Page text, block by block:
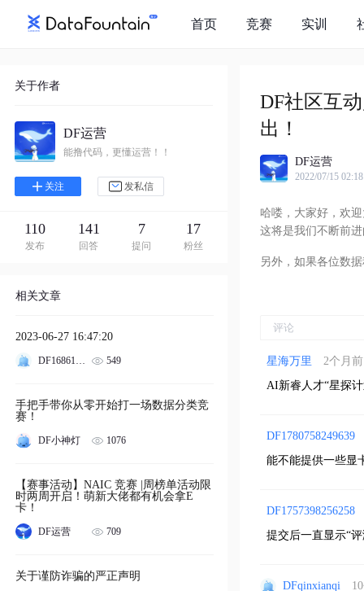
首页 竞赛 实训
关于作者
DF运营
能撸代码，更懂运营！！
关注 发私信
110
发布
141
回答
7
提问
17
粉丝
相关文章
2023-06-27 16:47:20
DF1686120365462 549
手把手带你从零开始打一场数据分类竞
赛！
DF小神灯 1076
【赛事活动】NAIC 竞赛 |周榜单活动限
时两周开启！萌新大佬都有机会拿E
卡！
DF运营 709
关于谨防诈骗的严正声明
DF社区互
出！
DF运营
2022/07/15
哈喽，大家好，欢
这将是我们不断前
另外，如果各位数
星海万里
2个月前
AI新睿人才“星探
DF1780758249639
能不能提供一些显
DF1757398256258
提交后一直显示“
DFqinxianqi